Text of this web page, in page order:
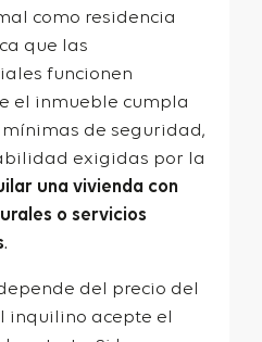
como residencia
que las
funcionen
el inmueble cumpla
mínimas de seguridad,
exigidas por la
una vivienda con
o servicios
.
del precio del
inquilino acepte el